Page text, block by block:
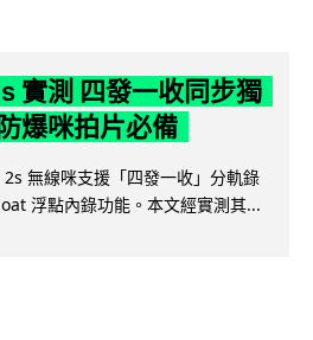
實測 四發一收同步獨
爆咪拍片必備
無線咪支援「四發一收」分軌錄
浮點內錄功能。本文經實測其...